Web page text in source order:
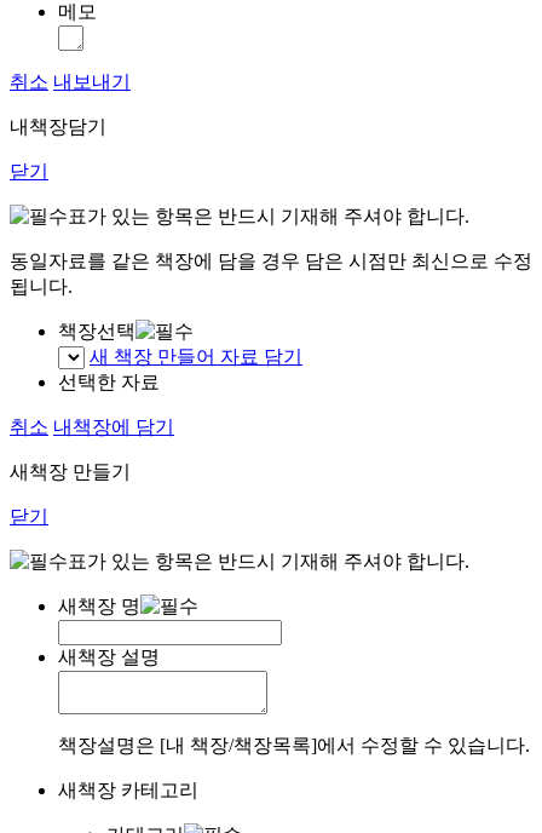
메모
취소 내보내기
내책장담기
닫기
표가 있는 항목은 반드시 기재해 주셔야 합니다.
동일자료를 같은 책장에 담을 경우 담은 시점만 최신으로 수정
됩니다.
책장선택
새 책장 만들어 자료 담기
선택한 자료
취소 내책장에 담기
새책장 만들기
닫기
표가 있는 항목은 반드시 기재해 주셔야 합니다.
새책장 명
새책장 설명
책장설명은 [내 책장/책장목록]에서 수정할 수 있습니다.
새책장 카테고리